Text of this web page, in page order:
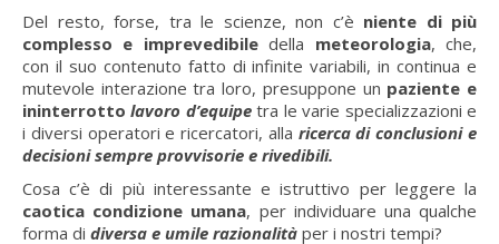
Del resto, forse, tra le scienze, non c’è niente di più
complesso e imprevedibiledella meteorologia, che,
con il suo contenuto fatto di infinite variabili, in continua e
mutevole interazione tra loro, presuppone un paziente e
ininterrottolavoro d’equipetra le varie specializzazioni e
i diversi operatori e ricercatori, alla ricerca di conclusioni e
decisioni sempre provvisorie e rivedibili.
Cosa c’è di più interessante e istruttivo per leggere la
caotica condizione umana, per individuare una qualche
forma di diversa e umile razionalità per i nostri tempi?